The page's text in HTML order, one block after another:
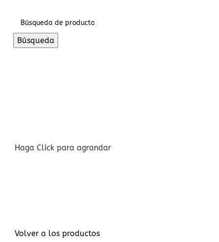
Búsqueda
Haga Click para agrandar
Volver a los productos